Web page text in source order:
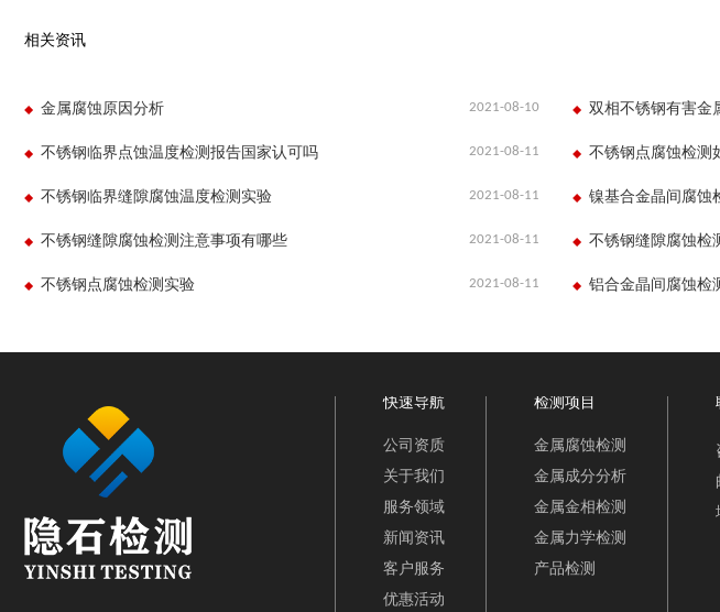
相关资讯
2021-08-10
金属腐蚀原因分析 双相不锈钢有害金
2021-08-11
不锈钢临界点蚀温度检测报告国家认可吗 不锈钢点腐蚀检测
2021-08-11
不锈钢临界缝隙腐蚀温度检测实验 镍基合金晶间腐蚀
2021-08-11
不锈钢缝隙腐蚀检测注意事项有哪些 不锈钢缝隙腐蚀检
2021-08-11
不锈钢点腐蚀检测实验 铝合金晶间腐蚀检
快速导航
公司资质
关于我们
服务领域
新闻资讯
客户服务
优惠活动
检测项目
金属腐蚀检测
金属成分分析
金属金相检测
金属力学检测
产品检测